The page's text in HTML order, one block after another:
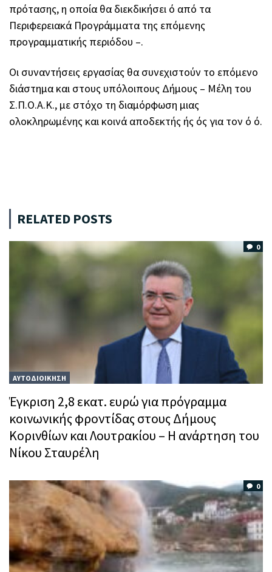
πρότασης, η οποία θα διεκδικήσει ό από τα
Περιφερειακά Προγράμματα της επόμενης
προγραμματικής περιόδου –.
Οι συναντήσεις εργασίας θα συνεχιστούν το επόμενο
διάστημα και στους υπόλοιπους Δήμους – Μέλη του
Σ.Π.Ο.Α.Κ., με στόχο τη διαμόρφωση μιας
ολοκληρωμένης και κοινά αποδεκτής ής ός για τον ό ό.
RELATED POSTS
0
ΑΥΤΟΔΙΟΙΚΗΣΗ
Έγκριση 2,8 εκατ. ευρώ για πρόγραμμα
κοινωνικής φροντίδας στους Δήμους
Κορινθίων και Λουτρακίου – Η ανάρτηση του
Νίκου Σταυρέλη
0